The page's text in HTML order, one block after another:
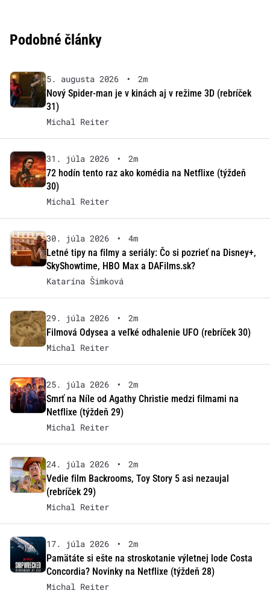
Podobné články
5. augusta 2026 •
2m
Nový Spider-man je v kinách aj v režime 3D (rebríček
31)
Michal Reiter
31. júla 2026 •
2m
72 hodín tento raz ako komédia na Netflixe (týždeň
30)
Michal Reiter
30. júla 2026 •
4m
Letné tipy na filmy a seriály: Čo si pozrieť na Disney+,
SkyShowtime, HBO Max a DAFilms.sk?
Katarína Šimková
29. júla 2026 •
2m
Filmová Odysea a veľké odhalenie UFO (rebríček 30)
Michal Reiter
25. júla 2026 •
2m
Smrť na Níle od Agathy Christie medzi filmami na
Netflixe (týždeň 29)
Michal Reiter
24. júla 2026 •
2m
Vedie film Backrooms, Toy Story 5 asi nezaujal
(rebríček 29)
Michal Reiter
17. júla 2026 •
2m
Pamätáte si ešte na stroskotanie výletnej lode Costa
Concordia? Novinky na Netflixe (týždeň 28)
Michal Reiter